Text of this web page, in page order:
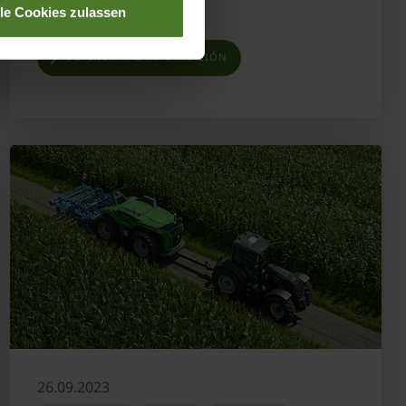
Cookies zulassen
OBTENER MÁS INFORMACIÓN
26.09.2023